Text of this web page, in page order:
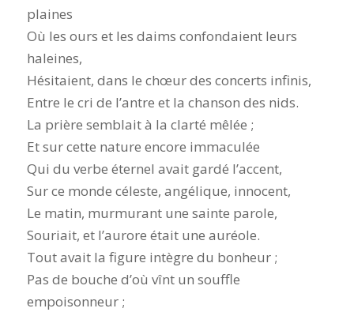
plaines
Où les ours et les daims confondaient leurs
haleines,
Hésitaient, dans le chœur des concerts infinis,
Entre le cri de l’antre et la chanson des nids.
La prière semblait à la clarté mêlée ;
Et sur cette nature encore immaculée
Qui du verbe éternel avait gardé l’accent,
Sur ce monde céleste, angélique, innocent,
Le matin, murmurant une sainte parole,
Souriait, et l’aurore était une auréole.
Tout avait la figure intègre du bonheur ;
Pas de bouche d’où vînt un souffle
empoisonneur ;